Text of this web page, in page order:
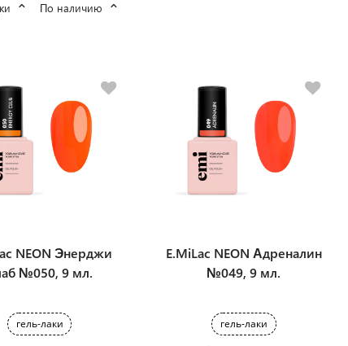
По наличию
NEON Энерджи
№050, 9 мл.
гель-лаки
E.MiLac NEON Адреналин
№049, 9 мл.
гель-лаки